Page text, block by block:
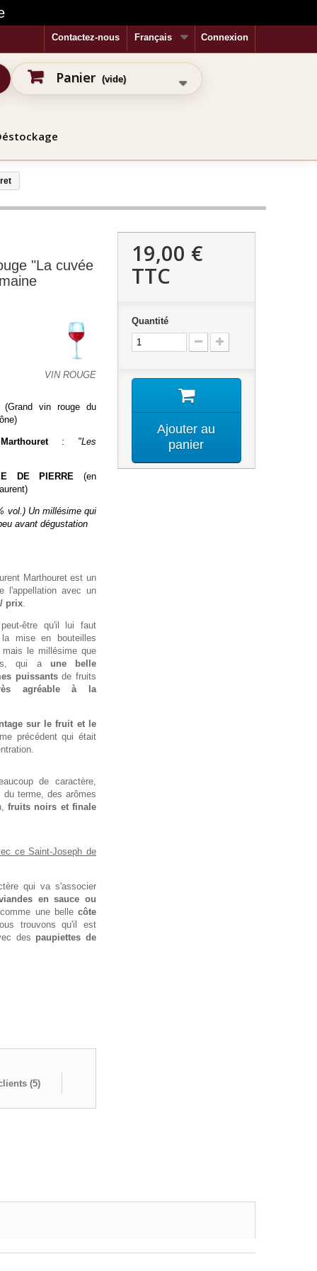
Connexion
Français
Contactez-nous
Panier (vide)
"La cuvée
VIN ROUGE
vin rouge du
: "Les
DE PIERRE (en
vol.) Un millésime qui
avant dégustation
Marthouret est un
l'appellation avec un
prix
être qu'il lui faut
mise en bouteilles
le millésime que
qui a une belle
puissants de fruits
agréable à la
sur le fruit et le
précédent qui était
de caractère,
terme, des arômes
fruits noirs et finale
ce Saint-Joseph de
qui va s'associer
en sauce ou
une belle côte
trouvons qu'il est
des paupiettes de
(5)
19,00 €
TTC
Quantité
Ajouter au
panier